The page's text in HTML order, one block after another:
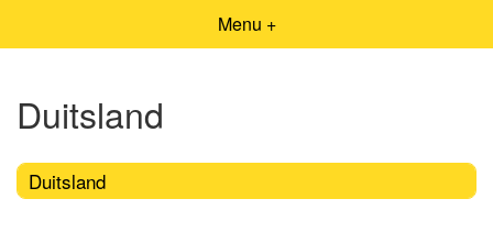
Menu +
Duitsland
Duitsland